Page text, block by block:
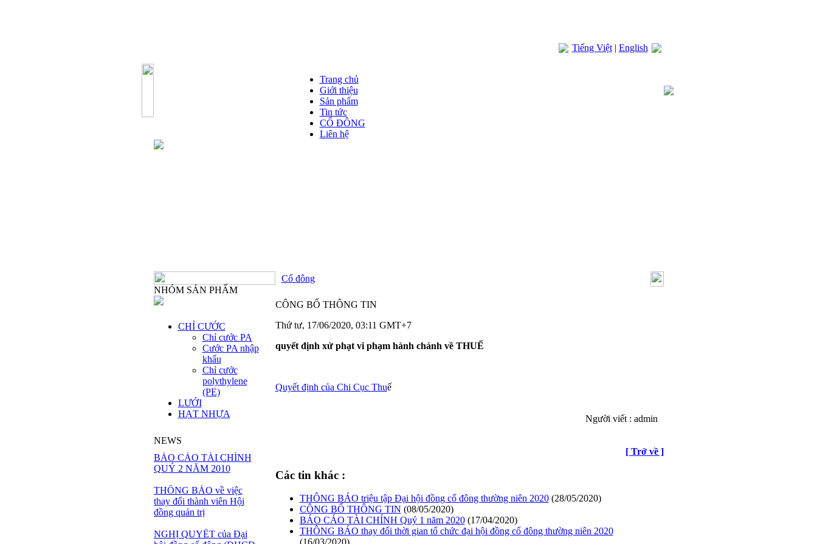
Tiếng Việt| English
Trang chủ
Giới thiệu
Sản phẩm
Tin tức
CỔ ĐÔNG
Liên hệ
NHÓM SẢN PHẨM
CHỈ CƯỚC
Chỉ cước PA
Cước PA nhập
khẩu
Chỉ cước
polythylene
(PE)
LƯỚI
HẠT NHỰA
NEWS
BÁO CÁO TÀI CHÍNH
QUÝ 2 NĂM 2010
THÔNG BÁO về việc
thay đổi thành viên Hội
đồng quản trị
NGHỊ QUYẾT của Đại
Cổ đông
CÔNG BỐ THÔNG TIN
Thứ tư, 17/06/2020, 03:11 GMT+7
quyết định xử phạt vi phạm hành chánh về THUẾ
Quyết định của Chi Cục Thuế
Người viết : admin
[ Trở về ]
Các tin khác :
THÔNG BÁO triệu tập Đại hội đồng cổ đông thường niên 2020 (28/05/2020)
CÔNG BỐ THÔNG TIN (08/05/2020)
BÁO CÁO TÀI CHÍNH Quý 1 năm 2020 (17/04/2020)
THÔNG BÁO thay đổi thời gian tổ chức đại hội đồng cổ đông thường niên 2020